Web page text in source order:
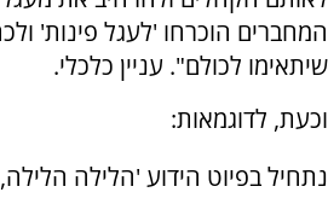
המחברים הוכרחו 'לעגל פינות'
שיתאימו לכולם". עניין כלכלי.
וכעת, לדוגמאות:
נתחיל בפיוט הידוע 'הלילה